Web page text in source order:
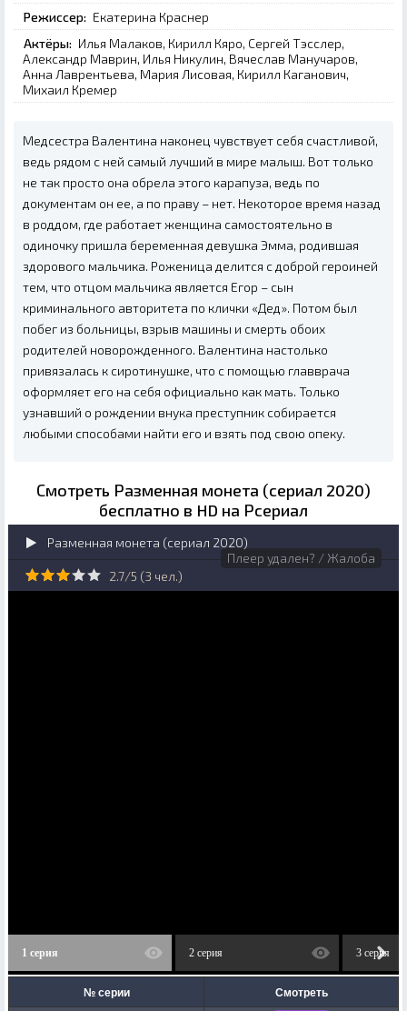
Режиссер: Екатерина Краснер
Актёры: Илья Малаков, Кирилл Кяро, Сергей Тэсслер,
Александр Маврин, Илья Никулин, Вячеслав Манучаров,
Анна Лаврентьева, Мария Лисовая, Кирилл Каганович,
Михаил Кремер
Медсестра Валентина наконец чувствует себя счастливой,
ведь рядом с ней самый лучший в мире малыш. Вот только
не так просто она обрела этого карапуза, ведь по
документам он ее, а по праву – нет. Некоторое время назад
в роддом, где работает женщина самостоятельно в
одиночку пришла беременная девушка Эмма, родившая
здорового мальчика. Роженица делится с доброй героиней
тем, что отцом мальчика является Егор – сын
криминального авторитета по клички «Дед». Потом был
побег из больницы, взрыв машины и смерть обоих
родителей новорожденного. Валентина настолько
привязалась к сиротинушке, что с помощью главврача
оформляет его на себя официально как мать. Только
узнавший о рождении внука преступник собирается
любыми способами найти его и взять под свою опеку.
Смотреть Разменная монета (сериал 2020)
бесплатно в HD на Рсериал
Разменная монета (сериал 2020)
Плеер удален? / Жалоба
2.7/5 (3 чел.)
1 серия 2 серия 3 серия
№ серии Смотреть